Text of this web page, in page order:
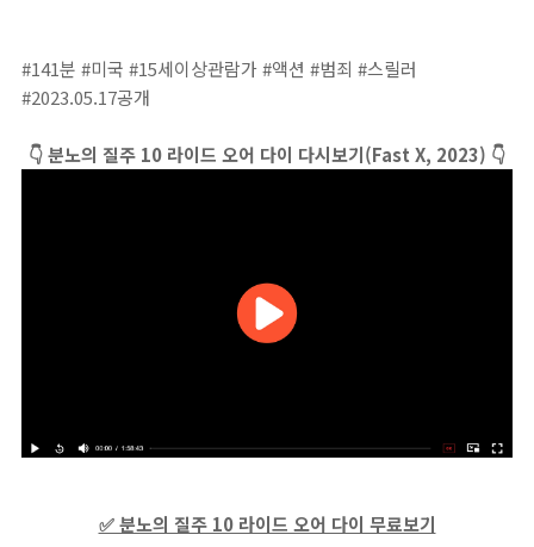
#141분 #미국 #15세이상관람가 #액션 #범죄 #스릴러
#2023.05.17공개
👇 분노의 질주 10 라이드 오어 다이 다시보기(Fast X, 2023) 👇
✅ 분노의 질주 10 라이드 오어 다이 무료보기